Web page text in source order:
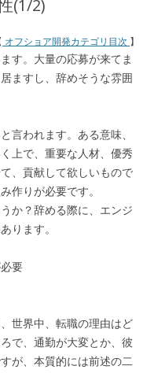
(1/2)
オフショア開発カテゴリ目次 】
す。大量の応募が来てま
ますし、辞めそうな雰囲
言われます。ある意味、
上で、重要な人材、優秀
、貢献して欲しいもので
作りが必要です。
か？辞める際に、エンジ
ります。
要
世界中、転職の理由はど
で、通勤が大変とか、彼
が、本質的には前述の二